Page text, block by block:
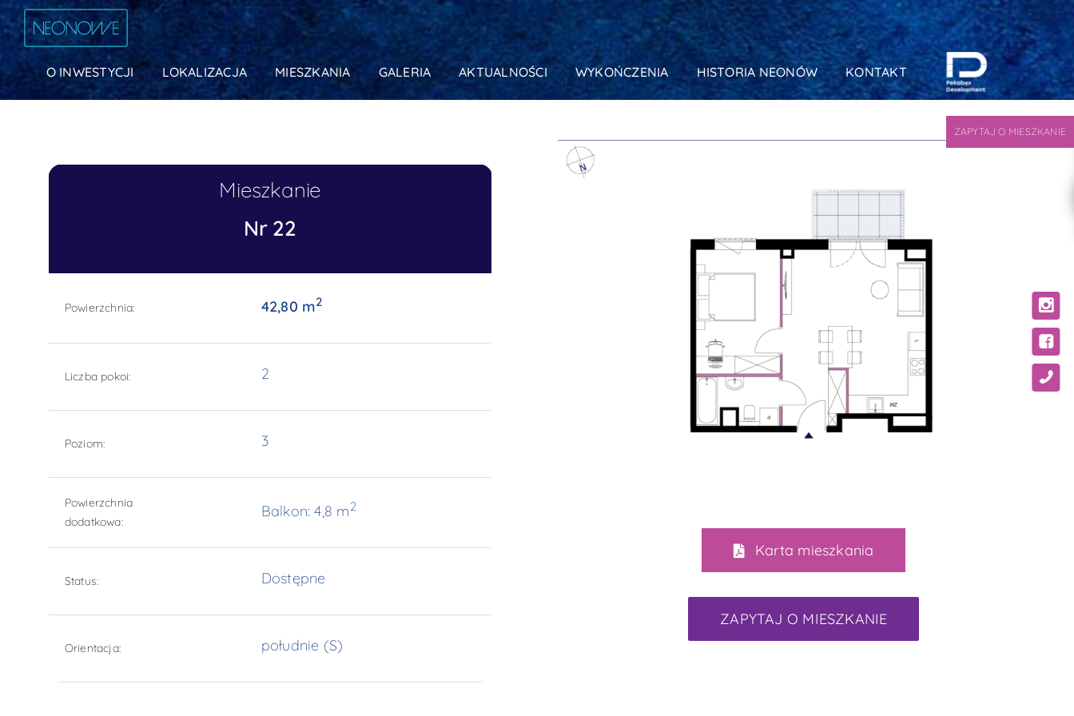
O INWESTYCJI LOKALIZACJA MIESZKANIA GALERIA AKTUALNOŚCI WYKOŃCZENIA HISTORIA NEONÓW KONTAKT
Mieszkanie
Nr 22
Powierzchnia: 42,80 m2
Liczba pokoi: 2
Poziom: 3
Powierzchnia
dodatkowa:
Balkon: 4,8 m2
Status: Dostępne
Orientacja: południe (S)
Karta mieszkania
ZAPYTAJ O MIESZKANIE
ZAPYTAJ O MIESZKANIE